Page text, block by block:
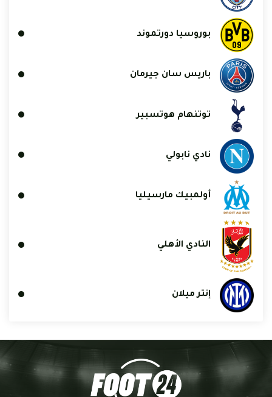
بوروسيا دورتموند
باريس سان جيرمان
توتنهام هوتسبير
نادي نابولي
أولمبيك مارسيليا
النادي الأهلي
إنتر ميلان